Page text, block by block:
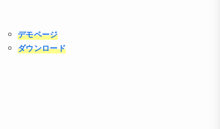
デモページ
ダウンロード